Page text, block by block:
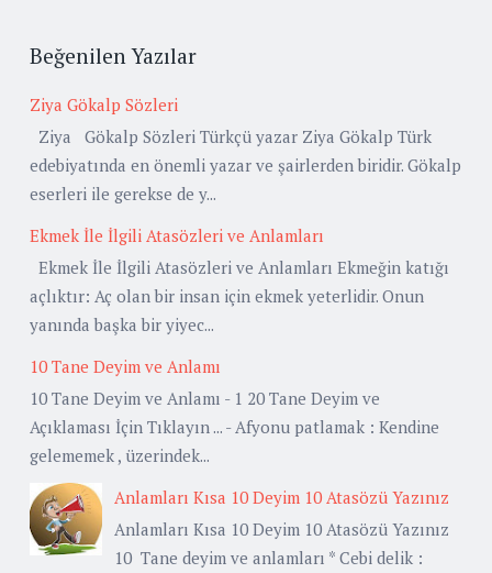
Beğenilen Yazılar
Ziya Gökalp Sözleri
Ziya Gökalp Sözleri Türkçü yazar Ziya Gökalp Türk
edebiyatında en önemli yazar ve şairlerden biridir. Gökalp
eserleri ile gerekse de y...
Ekmek İle İlgili Atasözleri ve Anlamları
Ekmek İle İlgili Atasözleri ve Anlamları Ekmeğin katığı
açlıktır: Aç olan bir insan için ekmek yeterlidir. Onun
yanında başka bir yiyec...
10 Tane Deyim ve Anlamı
10 Tane Deyim ve Anlamı - 1 20 Tane Deyim ve
Açıklaması İçin Tıklayın ... - Afyonu patlamak : Kendine
gelememek , üzerindek...
Anlamları Kısa 10 Deyim 10 Atasözü Yazınız
Anlamları Kısa 10 Deyim 10 Atasözü Yazınız
10 Tane deyim ve anlamları * Cebi delik :